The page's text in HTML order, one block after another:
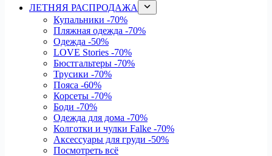
ЛЕТНЯЯ РАСПРОДАЖА
Купальники -70%
Пляжная одежда -70%
Одежда -50%
LOVE Stories -70%
Бюстгальтеры -70%
Трусики -70%
Пояса -60%
Корсеты -70%
Боди -70%
Одежда для дома -70%
Колготки и чулки Falke -70%
Аксессуары для груди -50%
Посмотреть всё